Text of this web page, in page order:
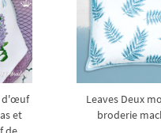
d'œuf
et
Leaves Deux
broderie